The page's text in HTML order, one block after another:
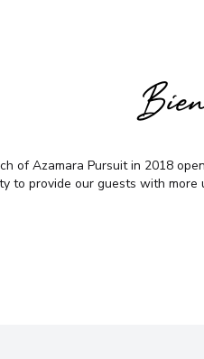
of Azamara Pursuit in 2018
to provide our guests with more